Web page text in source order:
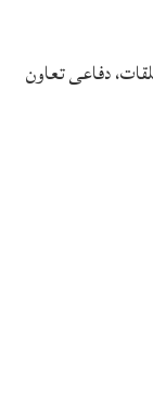
دفاعی تعاون